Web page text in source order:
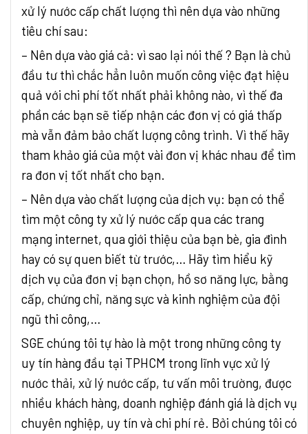
xử lý nước cấp chất lượng thì nên dựa vào những
tiêu chí sau:
– Nên dựa vào giá cả: vì sao lại nói thế ? Bạn là chủ
đầu tư thì chắc hẳn luôn muốn công việc đạt hiệu
quả với chi phí tốt nhất phải không nào, vì thế đa
phần các bạn sẽ tiếp nhận các đơn vị có giá thấp
mà vẫn đảm bảo chất lượng công trình. Vì thế hãy
tham khảo giá của một vài đơn vị khác nhau để tìm
ra đơn vị tốt nhất cho bạn.
– Nên dựa vào chất lượng của dịch vụ: bạn có thể
tìm một công ty xử lý nước cấp qua các trang
mạng internet, qua giới thiệu của bạn bè, gia đình
hay có sự quen biết từ trước,… Hãy tìm hiểu kỹ
dịch vụ của đơn vị bạn chọn, hồ sơ năng lực, bằng
cấp, chứng chỉ, năng sực và kinh nghiệm của đội
ngũ thi công,…
SGE chúng tôi tự hào là một trong những công ty
uy tín hàng đầu tại TPHCM trong lĩnh vực xử lý
nước thải, xử lý nước cấp, tư vấn môi trường, được
nhiều khách hàng, doanh nghiệp đánh giá là dịch vụ
chuyên nghiệp, uy tín và chi phí rẻ. Bởi chúng tôi có